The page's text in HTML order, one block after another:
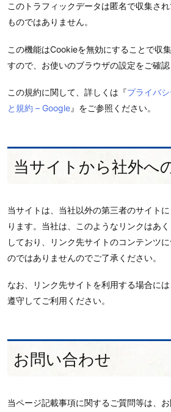
このトラフィックデータは匿名で収集さ
ものではありません。
この機能はCookieを無効にすることで収
すので、お使いのブラウザの設定をご確認
この規約に関して、詳しくは『プライバ
と規約 – Google』をご参照ください。
当サイトから社外へ
当サイトは、当社以外の第三者のサイト
ります。当社は、このようなリンクはあ
しており、リンク先サイトのコンテンツ
のではありませんのでご了承ください。
なお、リンク先サイトを利用する場合に
遵守してご利用ください。
お問い合わせ
当ページ記載事項に関するご質問等は、